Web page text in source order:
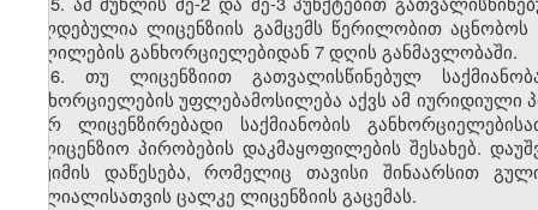
ვალდებულია ლიცენზიის გამცემს წერილობით
ცვლილების განხორციელებიდან 7 დღის განმავლობაში.
16. თუ ლიცენზიით გათვალისწინებულ
განხორციელების უფლებამოსილება აქვს ამ
მიერ ლიცენზირებადი საქმიანობის
სალიცენზიო პირობების დაკმაყოფილების შესახებ.
რეჟიმის დაწესება, რომელიც თავისი შინაარსით
ფილიალისათვის ცალკე ლიცენზიის გაცემას.